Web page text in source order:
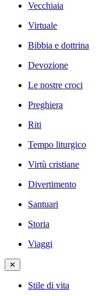
Vecchiaia
Virtuale
Bibbia e dottrina
Devozione
Le nostre croci
Preghiera
Riti
Tempo liturgico
Virtù cristiane
Divertimento
Santuari
Storia
Viaggi
✕
Stile di vita